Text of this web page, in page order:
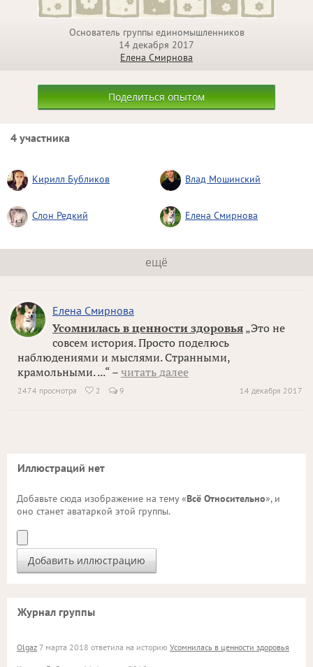
Основатель группы единомышленников
14 декабря 2017
Елена Смирнова
Поделиться опытом
4 участника
Кирилл Бубликов Влад Мошинский
Слон Редкий Елена Смирнова
ещё
Елена Смирнова
Усомнилась в ценности здоровья „Это не
совсем история. Просто поделюсь
наблюдениями и мыслями. Странными,
крамольными. ...“ – читать далее
14 декабря 2017
2474 просмотра  2 9
Иллюстраций нет
Добавьте сюда изображение на тему «Всё Относительно», и
оно станет аватаркой этой группы.
Журнал группы
Olgaz 7 марта 2018 ответила на историю Усомнилась в ценности здоровья